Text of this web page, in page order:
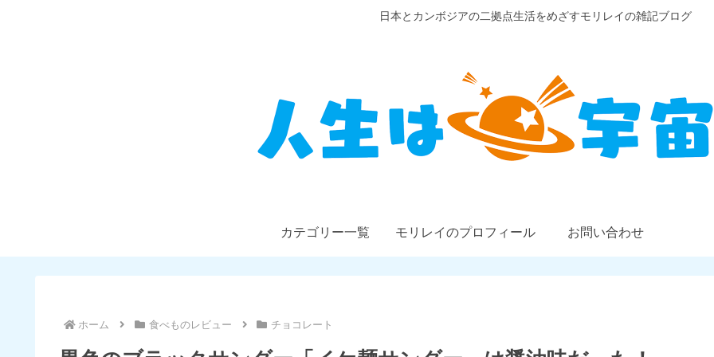
日本とカンボジアの二拠点生活をめざすモリレイの雑記ブログ
カテゴリー一覧 モリレイのプロフィール お問い合わせ
ホーム 食べものレビュー チョコレート